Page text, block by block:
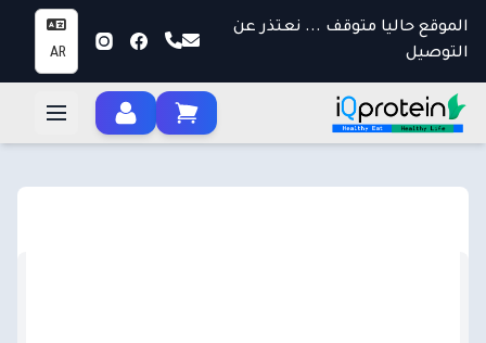
الموقع حاليا متوقف ... نعتذر عن
التوصيل
AR